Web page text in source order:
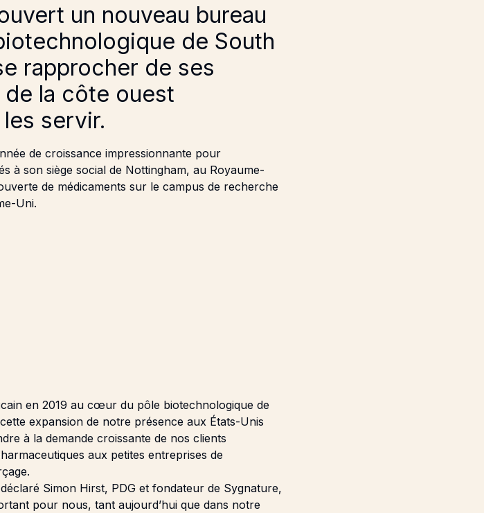
un nouveau bureau
de South
rapprocher de ses
la côte ouest
servir.
de croissance impressionnante pour
à son siège social de Nottingham, au Royaume-
de médicaments sur le campus de recherche
Uni.
en 2019 au cœur du pôle biotechnologique de
expansion de notre présence aux États-Unis
à la demande croissante de nos clients
aux petites entreprises de
Simon Hirst, PDG et fondateur de Sygnature,
pour nous, tant aujourd’hui que dans notre